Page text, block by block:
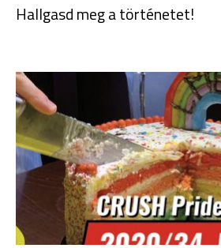
Hallgasd meg a történetet!